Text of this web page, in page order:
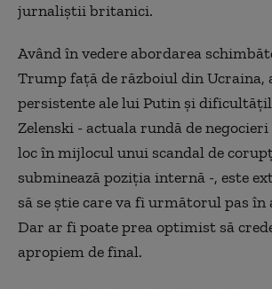
jurnaliștii britanici.
Având în vedere abordarea
Trump față de războiul din
persistente ale lui Putin și
Zelenski - actuala rundă de
loc în mijlocul unui scandal de
subminează poziția internă -, este
să se știe care va fi următorul pas în
Dar ar fi poate prea optimist să
apropiem de final.